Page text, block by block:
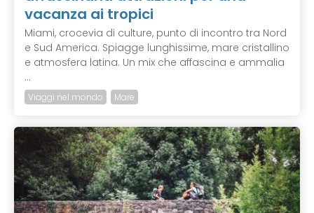
vacanza ai tropici
Miami, crocevia di culture, punto di incontro tra Nord
e Sud America. Spiagge lunghissime, mare cristallino
e atmosfera latina. Un mix che affascina e ammalia
...
Viaggi nel mondo Mare